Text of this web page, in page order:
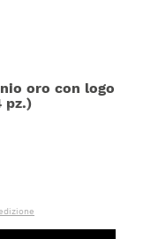
oro con logo
pz.)